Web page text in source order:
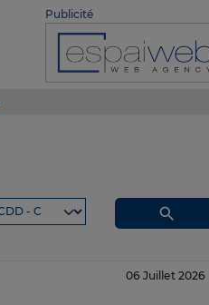
Publicité
search
06 Juillet 2026